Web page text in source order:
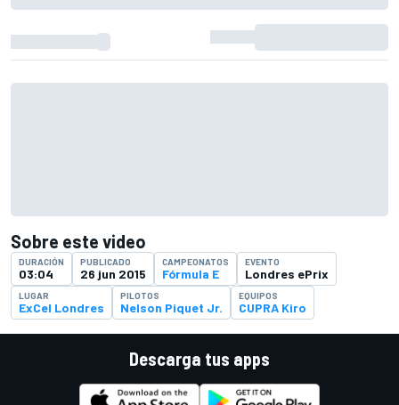
Sobre este video
DURACIÓN
03:04
PUBLICADO
26 jun 2015
CAMPEONATOS
Fórmula E
EVENTO
Londres ePrix
LUGAR
ExCel Londres
PILOTOS
Nelson Piquet Jr.
EQUIPOS
CUPRA Kiro
Descarga tus apps